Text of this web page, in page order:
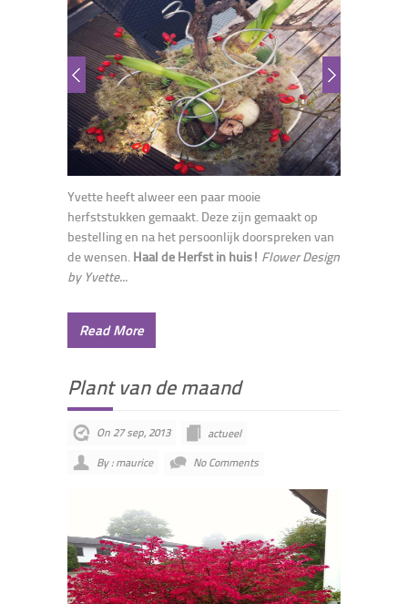
Yvette heeft alweer een paar mooie
herfststukken gemaakt. Deze zijn gemaakt op
bestelling en na het persoonlijk doorspreken van
de wensen. Haal de Herfst in huis! Flower Design
by Yvette...
Read More
Plant van de maand
On 27 sep, 2013
actueel
By : maurice
No Comments